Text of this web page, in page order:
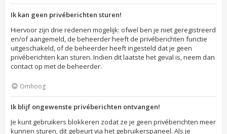
Ik kan geen privéberichten sturen!
Hiervoor zijn drie redenen mogelijk: ofwel ben je niet geregistreerd
en/of aangemeld, de beheerder heeft de privéberichten functie
uitgeschakeld, of de beheerder heeft ingesteld dat je geen
privéberichten kan sturen. Indien dit laatste het geval is, neem dan
contact op met de beheerder.
Omhoog
Ik blijf ongewenste privéberichten ontvangen!
Je kunt gebruikers blokkeren zodat ze je geen privéberichten meer
kunnen sturen, dit gebeurt via het gebruikerspaneel. Als je